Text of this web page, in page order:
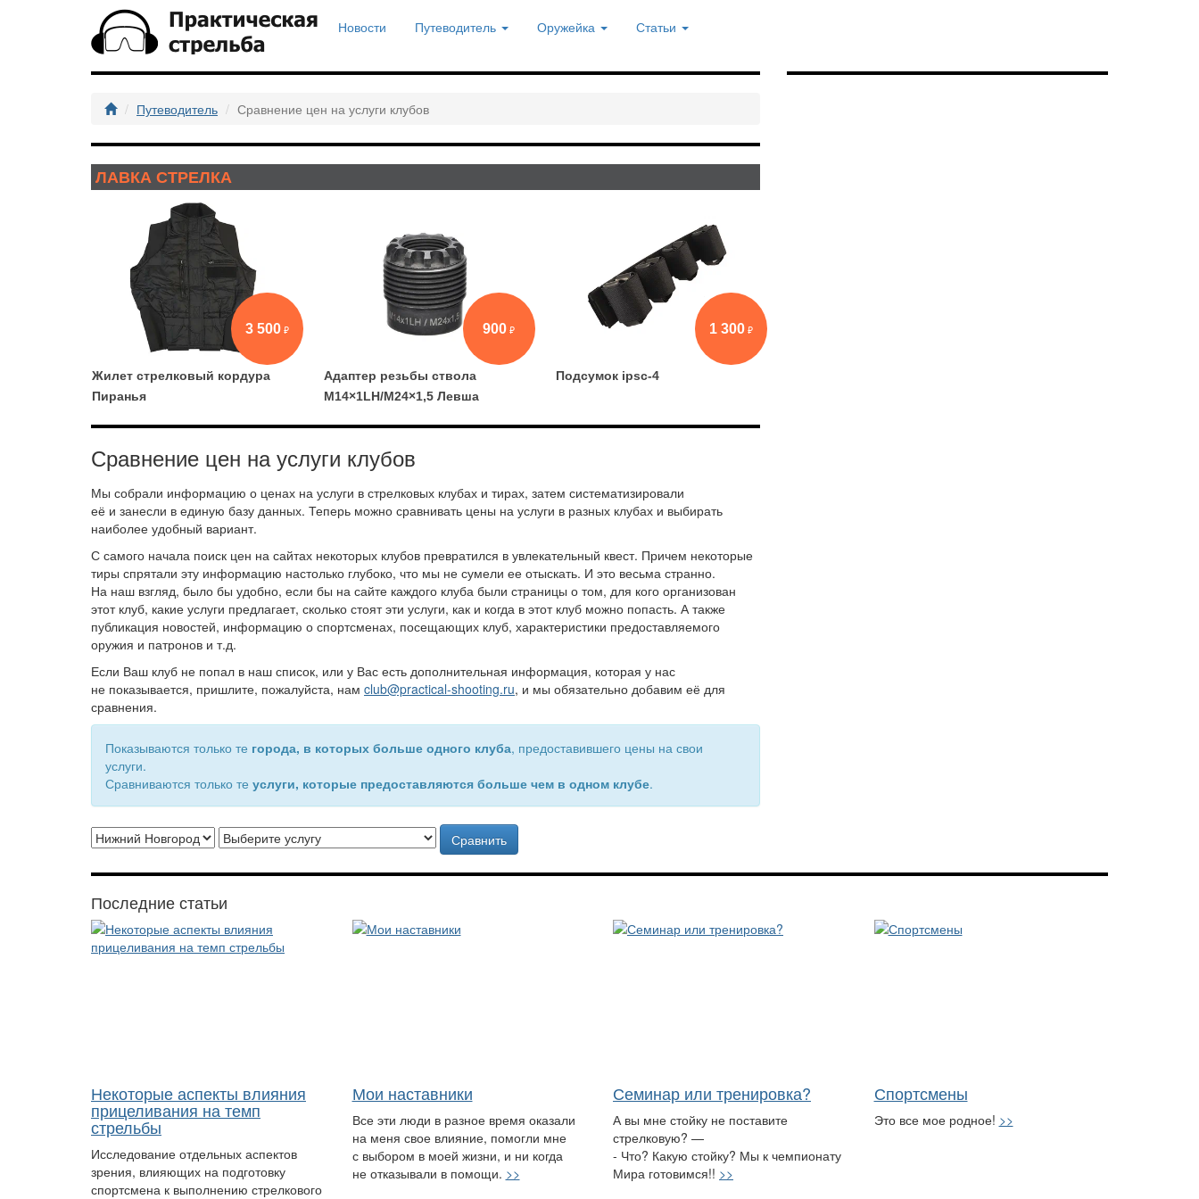
Новости Путеводитель Оружейка Статьи
Путеводитель Сравнение цен на услуги клубов
ЛАВКА СТРЕЛКА
3 500
Жилет стрелковый кордура
Пиранья
900
Адаптер резьбы ствола
М14×1LH/М24×1,5 Левша
1 300
Подсумок ipsc-4
Сравнение цен на услуги клубов
Мы собрали информацию о ценах на услуги в стрелковых клубах и тирах, затем систематизировали
её и занесли в единую базу данных. Теперь можно сравнивать цены на услуги в разных клубах и выбирать
наиболее удобный вариант.
С самого начала поиск цен на сайтах некоторых клубов превратился в увлекательный квест. Причем некоторые
тиры спрятали эту информацию настолько глубоко, что мы не сумели ее отыскать. И это весьма странно.
На наш взгляд, было бы удобно, если бы на сайте каждого клуба были страницы о том, для кого организован
этот клуб, какие услуги предлагает, сколько стоят эти услуги, как и когда в этот клуб можно попасть. А также
публикация новостей, информацию о спортсменах, посещающих клуб, характеристики предоставляемого
оружия и патронов и т.д.
Если Ваш клуб не попал в наш список, или у Вас есть дополнительная информация, которая у нас
не показывается, пришлите, пожалуйста, нам club@practical-shooting.ru, и мы обязательно добавим её для
сравнения.
Показываются только те города, в которых больше одного клуба, предоставившего цены на свои
услуги.
Сравниваются только те услуги, которые предоставляются больше чем в одном клубе.
Сравнить
Последние статьи
Некоторые аспекты влияния
прицеливания на темп
стрельбы
Исследование отдельных аспектов
зрения, влияющих на подготовку
спортсмена к выполнению стрелкового
Мои наставники
Все эти люди в разное время оказали
на меня свое влияние, помогли мне
с выбором в моей жизни, и ни когда
не отказывали в помощи. >>
Семинар или тренировка?
А вы мне стойку не поставите
стрелковую? —
- Что? Какую стойку? Мы к чемпионату
Мира готовимся!! >>
Спортсмены
Это все мое родное! >>